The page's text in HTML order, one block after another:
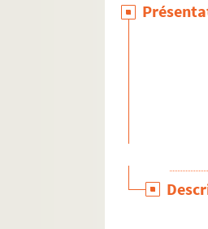
Ms. 2994 (A).
Ms. 2996 (B).
[Ms. 2997 ?
Ms. 2998 (B).
Ms. 3000 (C).
Ms. 3001 (C).